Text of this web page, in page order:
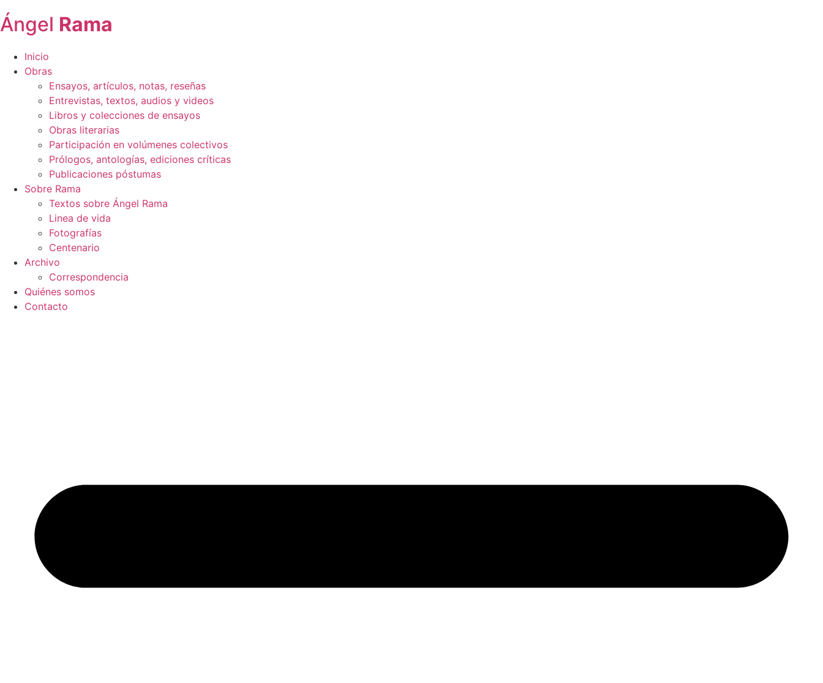
Ángel Rama
Inicio
Obras
Ensayos, artículos, notas, reseñas
Entrevistas, textos, audios y videos
Libros y colecciones de ensayos
Obras literarias
Participación en volúmenes colectivos
Prólogos, antologías, ediciones críticas
Publicaciones póstumas
Sobre Rama
Textos sobre Ángel Rama
Linea de vida
Fotografías
Centenario
Archivo
Correspondencia
Quiénes somos
Contacto